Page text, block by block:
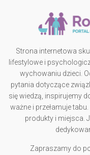
Strona internetowa
lifestylowe i
wychowaniu dzieci.
pytania dotyczące
się wiedzą, inspirujemy
ważne i przełamuje
produkty i miejsca.
Zapraszamy do